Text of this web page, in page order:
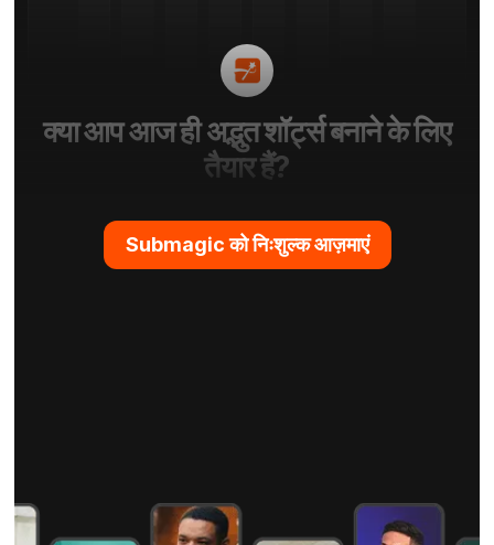
क्या आप आज ही अद्भुत शॉर्ट्स बनाने के लिए
तैयार हैं?
Submagic को निःशुल्क आज़माएं